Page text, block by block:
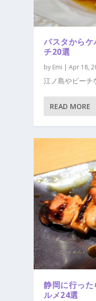
パスタから
チ20選
by Emi |Apr 18,
江ノ島やビーチ
READ MORE
静岡に行っ
ルメ24選